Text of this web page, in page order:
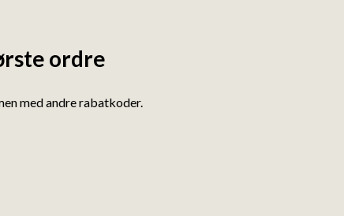
ordre
med andre rabatkoder.